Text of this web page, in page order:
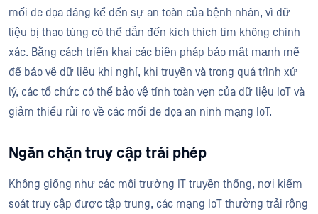
mối đe dọa đáng kể đến sự an toàn của bệnh nhân, vì dữ
liệu bị thao túng có thể dẫn đến kích thích tim không chính
xác. Bằng cách triển khai các biện pháp bảo mật mạnh mẽ
để bảo vệ dữ liệu khi nghỉ, khi truyền và trong quá trình xử
lý, các tổ chức có thể bảo vệ tính toàn vẹn của dữ liệu IoT và
giảm thiểu rủi ro về các mối đe dọa an ninh mạng IoT.
Ngăn chặn truy cập trái phép
Không giống như các môi trường IT truyền thống, nơi kiểm
soát truy cập được tập trung, các mạng IoT thường trải rộng